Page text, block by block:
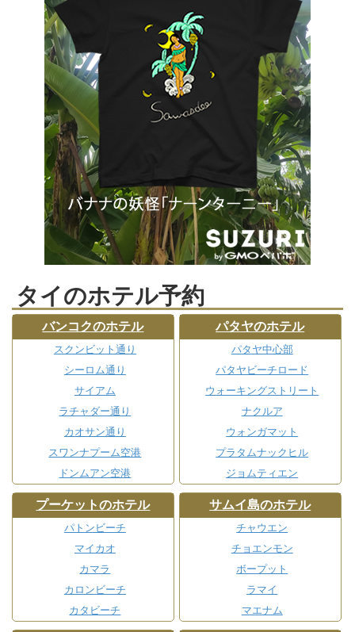
タイのホテル予約
バンコクのホテル
スクンビット通り
シーロム通り
サイアム
ラチャダー通り
カオサン通り
スワンナプーム空港
ドンムアン空港
パタヤのホテル
パタヤ中心部
パタヤビーチロード
ウォーキングストリート
ナクルア
ウォンガマット
プラタムナックヒル
ジョムティエン
プーケットのホテル
パトンビーチ
マイカオ
カマラ
カロンビーチ
カタビーチ
サムイ島のホテル
チャウエン
チョエンモン
ボープット
ラマイ
マエナム